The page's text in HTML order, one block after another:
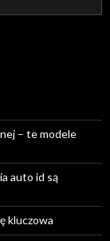
– te modele
auto id są
kluczowa